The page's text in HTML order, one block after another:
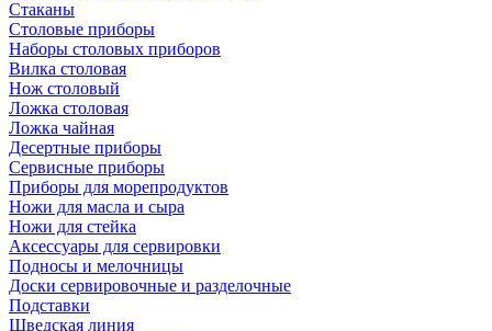
Стаканы
Столовые приборы
Наборы столовых приборов
Вилка столовая
Нож столовый
Ложка столовая
Ложка чайная
Десертные приборы
Сервисные приборы
Приборы для морепродуктов
Ножи для масла и сыра
Ножи для стейка
Аксессуары для сервировки
Подносы и мелочницы
Доски сервировочные и разделочные
Подставки
Шведская линия